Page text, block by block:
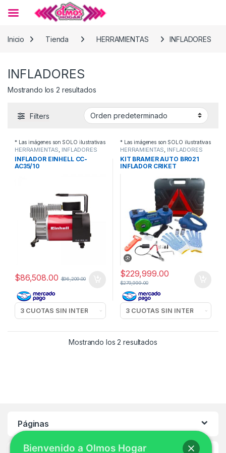
Inicio
Tienda HERRAMIENTAS INFLADORES
INFLADORES
Mostrando los 2 resultados
Filters
* Las imágenes son SOLO ilustrativas
HERRAMIENTAS, INFLADORES
INFLADOR EINHELL CC-
AC35/10
$86,508.00 $96,209.00
* Las imágenes son SOLO ilustrativas
HERRAMIENTAS, INFLADORES
KIT BRAMER AUTO BR021
INFLADOR CRIKET
$229,999.00
$279,999.00
Mostrando los 2 resultados
Páginas
Bienvenido a Olmos Hogar